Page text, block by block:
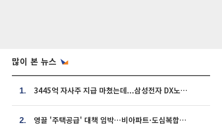
많이 본 뉴스
1. 3445억 자사주 지급 마쳤는데...삼성전자 DX노조, 뒤늦은 '떼쓰기 집회'
2. 영끌 '주택공급' 대책 임박⋯비아파트·도심복합까지 총동원